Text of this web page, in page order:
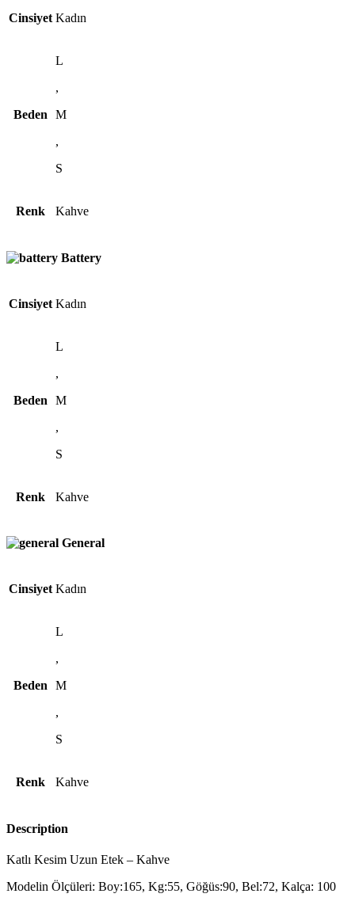
Cinsiyet Kadın
Beden
L
,
M
,
S
Renk Kahve
Battery
Cinsiyet Kadın
Beden
L
,
M
,
S
Renk Kahve
General
Cinsiyet Kadın
Beden
L
,
M
,
S
Renk Kahve
Description
Katlı Kesim Uzun Etek – Kahve
Modelin Ölçüleri: Boy:165, Kg:55, Göğüs:90, Bel:72, Kalça: 100